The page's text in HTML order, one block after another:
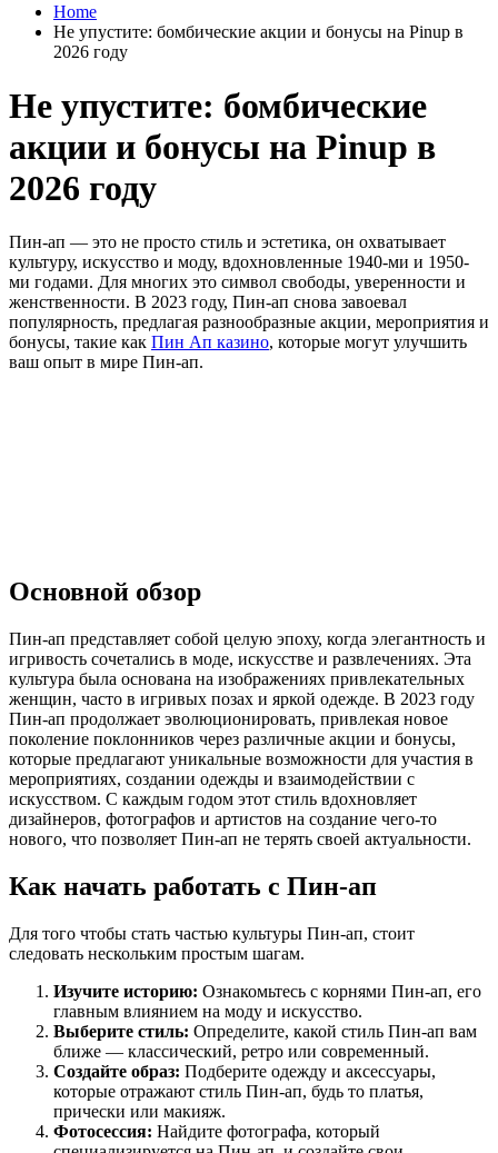
Home
Не упустите: бомбические акции и бонусы на Pinup в
2026 году
Не упустите: бомбические
акции и бонусы на Pinup в
2026 году
Пин-ап — это не просто стиль и эстетика, он охватывает
культуру, искусство и моду, вдохновленные 1940-ми и 1950-
ми годами. Для многих это символ свободы, уверенности и
женственности. В 2023 году, Пин-ап снова завоевал
популярность, предлагая разнообразные акции, мероприятия и
бонусы, такие как Пин Ап казино, которые могут улучшить
ваш опыт в мире Пин-ап.
Основной обзор
Пин-ап представляет собой целую эпоху, когда элегантность и
игривость сочетались в моде, искусстве и развлечениях. Эта
культура была основана на изображениях привлекательных
женщин, часто в игривых позах и яркой одежде. В 2023 году
Пин-ап продолжает эволюционировать, привлекая новое
поколение поклонников через различные акции и бонусы,
которые предлагают уникальные возможности для участия в
мероприятиях, создании одежды и взаимодействии с
искусством. С каждым годом этот стиль вдохновляет
дизайнеров, фотографов и артистов на создание чего-то
нового, что позволяет Пин-ап не терять своей актуальности.
Как начать работать с Пин-ап
Для того чтобы стать частью культуры Пин-ап, стоит
следовать нескольким простым шагам.
Изучите историю: Ознакомьтесь с корнями Пин-ап, его
главным влиянием на моду и искусство.
Выберите стиль: Определите, какой стиль Пин-ап вам
ближе — классический, ретро или современный.
Создайте образ: Подберите одежду и аксессуары,
которые отражают стиль Пин-ап, будь то платья,
прически или макияж.
Фотосессия: Найдите фотографа, который